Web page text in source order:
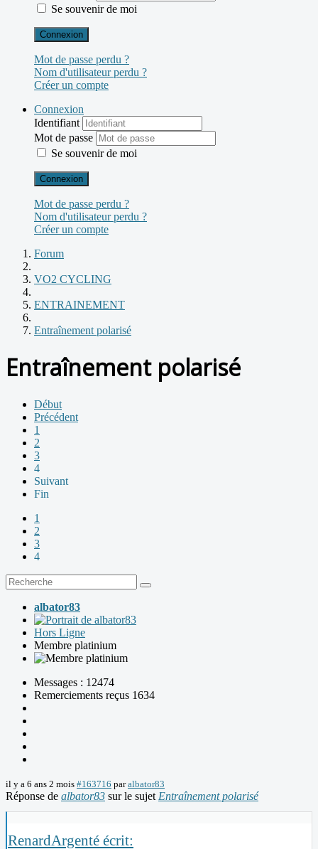
Se souvenir de moi
Connexion
Mot de passe perdu ?
Nom d'utilisateur perdu ?
Créer un compte
Connexion
Identifiant
Mot de passe
Se souvenir de moi
Connexion
Mot de passe perdu ?
Nom d'utilisateur perdu ?
Créer un compte
Forum
VO2 CYCLING
ENTRAINEMENT
Entraînement polarisé
Entraînement polarisé
Début
Précédent
1
2
3
4
Suivant
Fin
1
2
3
4
albator83
Hors Ligne
Membre platinium
Messages : 12474
Remerciements reçus 1634
il y a 6 ans 2 mois #163716 paralbator83
Réponse de albator83 sur le sujet Entraînement polarisé
RenardArgenté écrit: